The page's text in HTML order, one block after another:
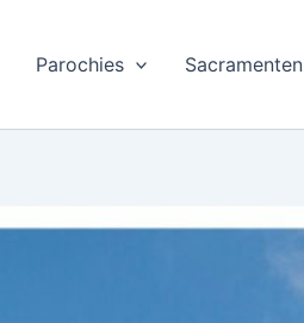
Parochies Sacramenten